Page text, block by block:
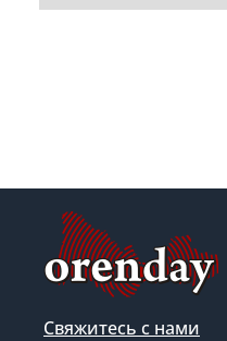
Свяжитесь с нами